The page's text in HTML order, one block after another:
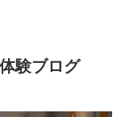
験ブログ